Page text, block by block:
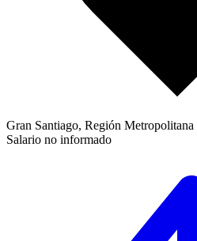
Gran Santiago, Región
Salario no informado